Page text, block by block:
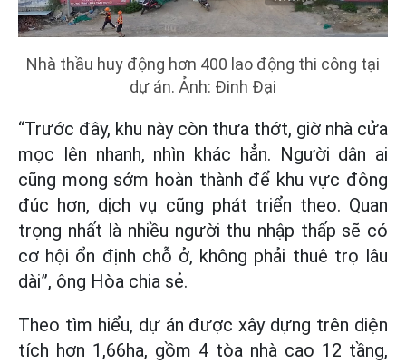
Nhà thầu huy động hơn 400 lao động thi công tại
dự án. Ảnh: Đinh Đại
“Trước đây, khu này còn thưa thớt, giờ nhà cửa
mọc lên nhanh, nhìn khác hẳn. Người dân ai
cũng mong sớm hoàn thành để khu vực đông
đúc hơn, dịch vụ cũng phát triển theo. Quan
trọng nhất là nhiều người thu nhập thấp sẽ có
cơ hội ổn định chỗ ở, không phải thuê trọ lâu
dài”, ông Hòa chia sẻ.
Theo tìm hiểu, dự án được xây dựng trên diện
tích hơn 1,66ha, gồm 4 tòa nhà cao 12 tầng,